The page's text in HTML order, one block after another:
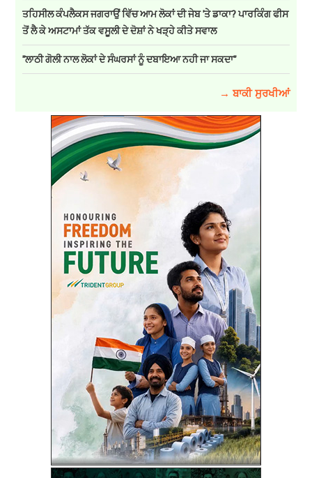
ਤਹਿਸੀਲ ਕੰਪਲੈਕਸ ਜਗਰਾਉਂ ਵਿੱਚ ਆਮ ਲੋਕਾਂ ਦੀ ਜੇਬ 'ਤੇ ਡਾਕਾ? ਪਾਰਕਿੰਗ ਫੀਸ
ਤੋਂ ਲੈ ਕੇ ਅਸਟਾਮਾਂ ਤੱਕ ਵਸੂਲੀ ਦੇ ਦੋਸ਼ਾਂ ਨੇ ਖੜ੍ਹੇ ਕੀਤੇ ਸਵਾਲ
''ਲਾਠੀ ਗੋਲੀ ਨਾਲ ਲੋਕਾਂ ਦੇ ਸੰਘਰਸਾਂ ਨੂੰ ਦਬਾਇਆ ਨਹੀ ਜਾ ਸਕਦਾ''
→ ਬਾਕੀ ਸੁਰਖੀਆਂ